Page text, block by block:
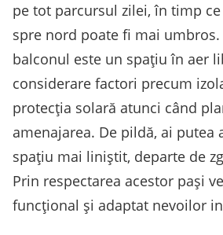
pe tot parcursul zilei, în timp
spre nord poate fi mai umbros.
balconul este un spațiu în aer
considerare factori precum
protecția solară atunci când
amenajarea. De pildă, ai putea
spațiu mai liniștit, departe de
Prin respectarea acestor pași
funcțional și adaptat nevoilor